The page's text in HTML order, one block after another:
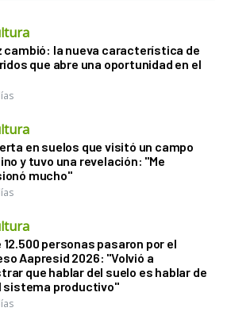
cambió: la nueva característica de
que abre una oportunidad en el
en suelos que visitó un campo
y tuvo una revelación: "Me
mucho"
12.500 personas pasaron por el
Aapresid 2026: "Volvió a
que hablar del suelo es hablar de
sistema productivo"